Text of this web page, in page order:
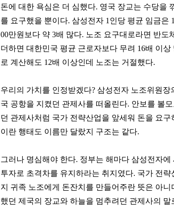
돈에 대한 욕심은 더 심했다. 영국 장교는 수당을
를 요구했을 뿐이다. 삼성전자 1인당 평균 임금은
00만원보다 약 3배 많다. 노조 요구대로라면 반도
더하면 대한민국 평균 근로자보다 무려 16배 이
로 계산해도 12배 이상인데 노조는 거절했다.
우리의 가치를 인정받겠다? 삼성전자 노조위원장
국 공항을 지켰던 관제사를 떠올린다. 안보를 볼
던 관제사처럼 국가 전략산업을 앞세워 돈을 요
이란 행태도 이름만 달랐지 구조는 같다.
그러나 명심해야 한다. 정부는 해마다 삼성전자
투자로 초격차를 유지하라는 취지였다. 국가 전
지 귀족 노조에게 돈잔치를 만들어주란 뜻은 아
했던 제국의 장교와 하늘을 멈추려던 관제사의 말